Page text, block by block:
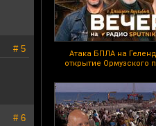
Атака БПЛА на
открытие Ормузского
# 5
# 6